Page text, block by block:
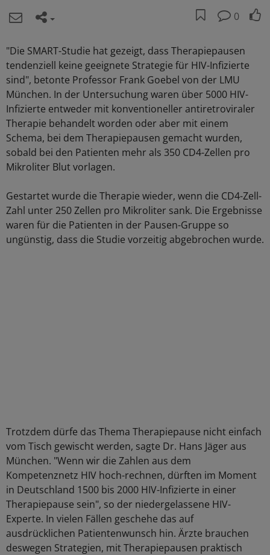
0
"Die SMART-Studie hat gezeigt, dass Therapiepausen
tendenziell keine geeignete Strategie für HIV-Infizierte
sind", betonte Professor Frank Goebel von der LMU
München. In der Untersuchung waren über 5000 HIV-
Infizierte entweder mit konventioneller antiretroviraler
Therapie behandelt worden oder aber mit einem
Schema, bei dem Therapiepausen gemacht wurden,
sobald bei den Patienten mehr als 350 CD4-Zellen pro
Mikroliter Blut vorlagen.
Gestartet wurde die Therapie wieder, wenn die CD4-Zell-
Zahl unter 250 Zellen pro Mikroliter sank. Die Ergebnisse
waren für die Patienten in der Pausen-Gruppe so
ungünstig, dass die Studie vorzeitig abgebrochen wurde.
Trotzdem dürfe das Thema Therapiepause nicht einfach
vom Tisch gewischt werden, sagte Dr. Hans Jäger aus
München. "Wenn wir die Zahlen aus dem
Kompetenznetz HIV hoch-rechnen, dürften im Moment
in Deutschland 1500 bis 2000 HIV-Infizierte in einer
Therapiepause sein", so der niedergelassene HIV-
Experte. In vielen Fällen geschehe das auf
ausdrücklichen Patientenwunsch hin. Ärzte brauchen
deswegen Strategien, mit Therapiepausen praktisch